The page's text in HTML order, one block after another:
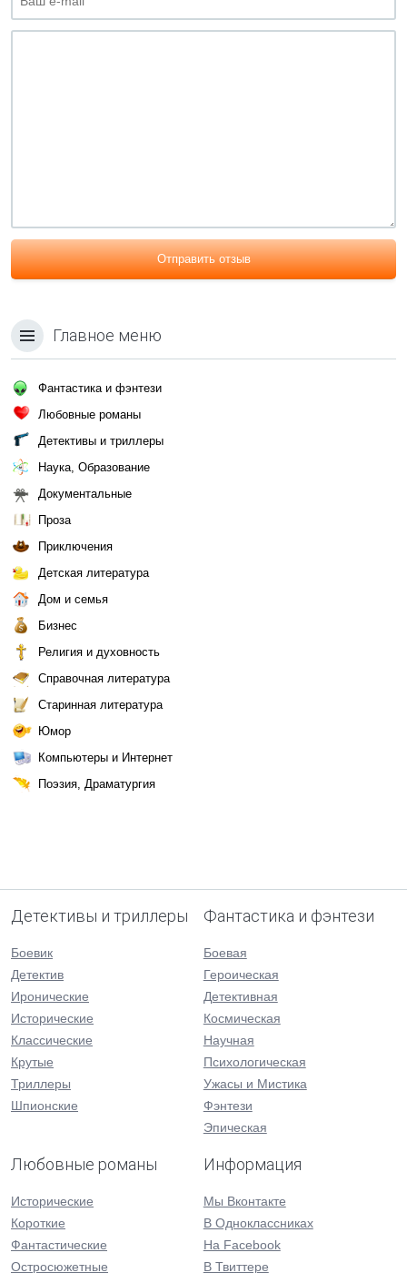
Отправить отзыв
Главное меню
Фантастика и фэнтези
Любовные романы
Детективы и триллеры
Наука, Образование
Документальные
Проза
Приключения
Детская литература
Дом и семья
Бизнес
Религия и духовность
Справочная литература
Старинная литература
Юмор
Компьютеры и Интернет
Поэзия, Драматургия
Детективы и триллеры
Боевик
Детектив
Иронические
Исторические
Классические
Крутые
Триллеры
Шпионские
Фантастика и фэнтези
Боевая
Героическая
Детективная
Космическая
Научная
Психологическая
Ужасы и Мистика
Фэнтези
Эпическая
Любовные романы
Исторические
Короткие
Фантастические
Остросюжетные
Информация
Мы Вконтакте
В Одноклассниках
На Facebook
В Твиттере